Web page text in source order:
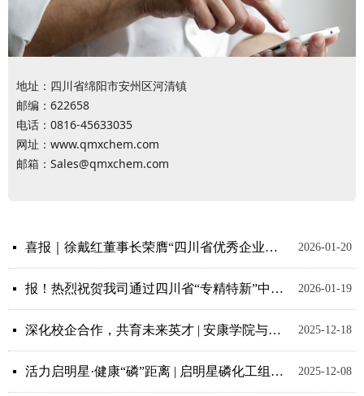
地址：四川省绵阳市安州区河清镇
邮编：622658
电话：0816-45633035
网址： www.qmxchem.com
邮箱： Sales@qmxchem.com
2026-01-20
넷 喜报｜徐戴红董事长荣膺“四川省优秀企业家”称号
2026-01-19
넷 报！热烈祝贺我司通过四川省“专精特新”中小企业认定！
2025-12-18
넷 深化校企合作，共育未来英才 | 安康学院与市区人才部门到访启明星磷化工参观交流
2025-12-08
넷 活力启明星·健康“磷”距离 | 启明星磷化工组织开展主题爬山活动